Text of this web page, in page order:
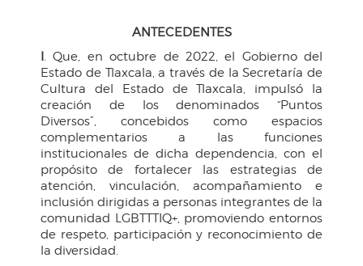
ANTECEDENTES
I . Que, en octubre de 2022, el Gobierno del
Estado de Tlaxcala, a través de la Secretaría de
Cultura del Estado de Tlaxcala, impulsó la
creación de los denominados “Puntos
Diversos”, concebidos como espacios
complementarios a las funciones
institucionales de dicha dependencia, con el
propósito de fortalecer las estrategias de
atención, vinculación, acompañamiento e
inclusión dirigidas a personas integrantes de la
comunidad LGBTTTIQ+, promoviendo entornos
de respeto, participación y reconocimiento de
la diversidad.